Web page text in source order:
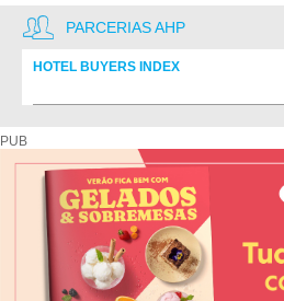
PARCERIAS AHP
HOTEL BUYERS INDEX
PUB